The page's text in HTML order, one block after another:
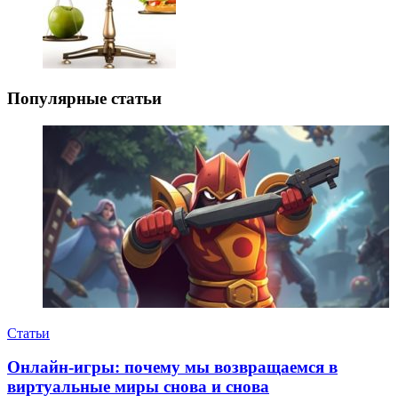
Популярные статьи
Статьи
Онлайн-игры: почему мы возвращаемся в
виртуальные миры снова и снова